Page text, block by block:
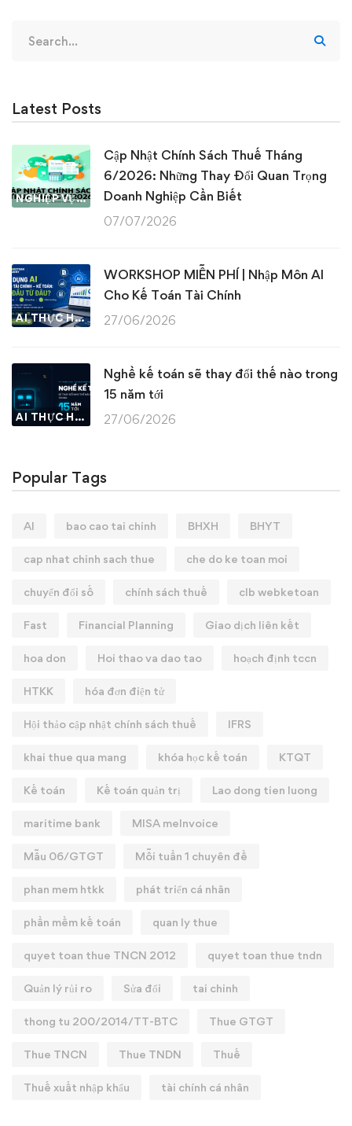
for:
Latest Posts
NGHIỆP VỤ KẾ TOÁN & THUẾ
Cập Nhật Chính Sách Thuế Tháng
6/2026: Những Thay Đổi Quan Trọng
Doanh Nghiệp Cần Biết
07/07/2026
AI THỰC HÀNH
WORKSHOP MIỄN PHÍ | Nhập Môn AI
Cho Kế Toán Tài Chính
27/06/2026
AI THỰC HÀNH
Nghề kế toán sẽ thay đổi thế nào trong
15 năm tới
27/06/2026
Popular Tags
AI bao cao tai chinh BHXH BHYT
cap nhat chinh sach thue che do ke toan moi
chuyển đổi số chính sách thuế clb webketoan
Fast Financial Planning Giao dịch liên kết
hoa don Hoi thao va dao tao hoạch định tccn
HTKK hóa đơn điện tử
Hội thảo cập nhật chính sách thuế IFRS
khai thue qua mang khóa học kế toán KTQT
Kế toán Kế toán quản trị Lao dong tien luong
maritime bank MISA meInvoice
Mẫu 06/GTGT Mỗi tuần 1 chuyên đề
phan mem htkk phát triển cá nhân
phần mềm kế toán quan ly thue
quyet toan thue TNCN 2012 quyet toan thue tndn
Quản lý rủi ro Sửa đổi tai chinh
thong tu 200/2014/TT-BTC Thue GTGT
Thue TNCN Thue TNDN Thuế
Thuế xuất nhập khẩu tài chính cá nhân